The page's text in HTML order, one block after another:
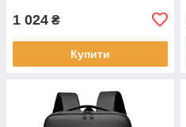
1 024 ₴
Купити